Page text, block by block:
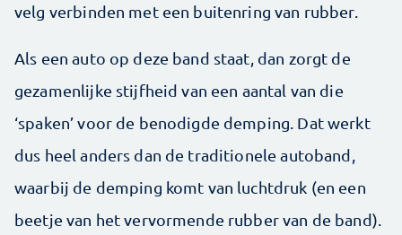
velg verbinden met een buitenring van rubber.
Als een auto op deze band staat, dan zorgt de
gezamenlijke stijfheid van een aantal van die
‘spaken’ voor de benodigde demping. Dat werkt
dus heel anders dan de traditionele autoband,
waarbij de demping komt van luchtdruk (en een
beetje van het vervormende rubber van de band).